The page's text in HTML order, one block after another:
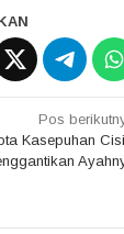
Pos
Kasepuhan